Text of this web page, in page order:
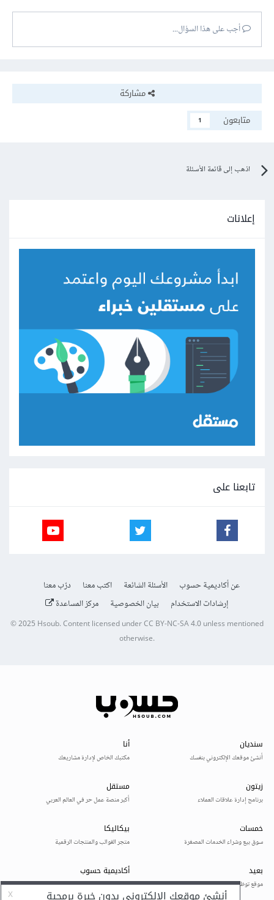
أجب على هذا السؤال...
مشاركة
متابعون
1
اذهب إلى قائمة الأسئلة
إعلانات
تابعنا على
عن أكاديمية حسوب الأسئلة الشائعة اكتب معنا
درّب معنا
إرشادات الاستخدام
بيان الخصوصية مركز المساعدة
© 2025Hsoub.Content licensed underCC BY-NC-SA 4.0unless mentioned
otherwise.